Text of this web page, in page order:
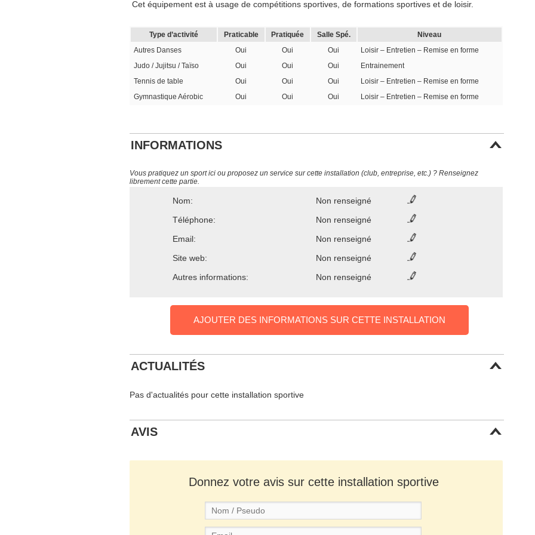
Cet équipement est à usage de compétitions sportives, de formations sportives et de loisir.
Type d’activité Praticable Pratiquée Salle Spé.
Niveau
Autres Danses
Oui Oui Oui
Loisir – Entretien – Remise en forme
Judo / Jujitsu / Taïso
Oui Oui Oui
Entrainement
Tennis de table
Oui Oui Oui
Loisir – Entretien – Remise en forme
Gymnastique Aérobic
Oui Oui Oui Loisir – Entretien – Remise en forme
INFORMATIONS
Vous pratiquez un sport ici ou proposez un service sur cette installation (club, entreprise, etc.) ? Renseignez
librement cette partie.
Nom:
Non renseigné
Téléphone:
Non renseigné
Email:
Non renseigné
Site web:
Non renseigné
Autres informations:
Non renseigné
AJOUTER DES INFORMATIONS SUR CETTE INSTALLATION
ACTUALITÉS
Pas d'actualités pour cette installation sportive
AVIS
Donnez votre avis sur cette installation sportive